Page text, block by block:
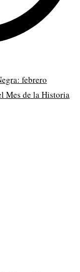
febrero
Mes de la Historia